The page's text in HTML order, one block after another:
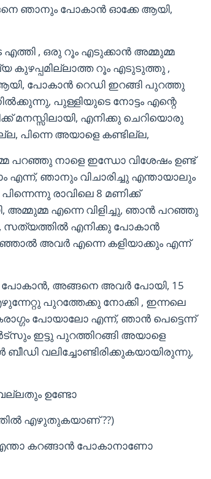
ഞാനും പോകാൻ ഓക്കേ ആയി,
, ഒരു റൂം എടുക്കാൻ അമ്മുമ്മ
കുഴപ്പമില്ലാത്ത റൂം എടുടുത്തു ,
പോകാൻ റെഡി ഇറങ്ങി പുറത്തു
പുള്ളിയുടെ നോട്ടം എന്റെ
മനസ്സിലായി, എനിക്കു ചെറിയൊരു
പിന്നെ അയാളെ കണ്ടില്ല,
പറഞ്ഞു നാളെ ഇന്ധോ വിശേഷം ഉണ്ട്‌
എന്ന്, ഞാനും വിചാരിച്ചു എന്തായാലും
രാവിലെ 8 മണിക്ക്
എന്നെ വിളിച്ചു, ഞാൻ പറഞ്ഞു
സത്യത്തിൽ എനിക്കു പോകാൻ
അവർ എന്നെ കളിയാക്കും എന്ന്
അങ്ങനെ അവർ പോയി, 15
പുറത്തേക്കു നോക്കി , ഇന്നലെ
പോയാലോ എന്ന്, ഞാൻ പെട്ടെന്ന്
ഇട്ടു പുറത്തിറങ്ങി അയാളെ
വലിച്ചോണ്ടിരിക്കുകയായിരുന്നു,
വല്ലതും ഉണ്ടോ
എഴുതുകയാണ് ??)
കറങ്ങാൻ പോകാനാണോ